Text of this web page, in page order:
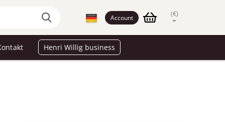
Account (€)
Henri Willig business